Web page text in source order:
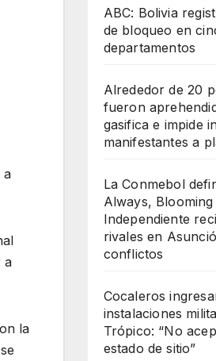
a
a
la
ABC: Bolivia
de bloqueo en
departamentos
Alrededor de 20
fueron
gasifica e impide
manifestantes a
La Conmebol
Always, Blooming
Independiente
rivales en
conflictos
Cocaleros
instalaciones
Trópico: “No
estado de sitio”